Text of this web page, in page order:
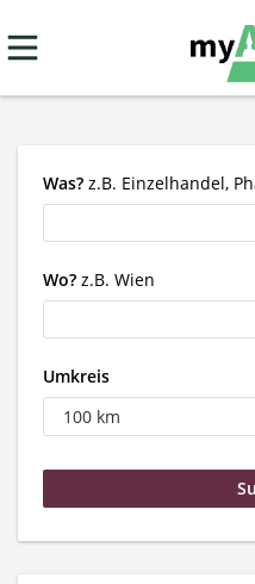
Was? z.B. Einzelhandel,
Wo? z.B. Wien
Umkreis